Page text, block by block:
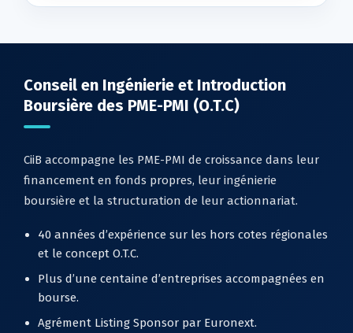
Conseil en Ingénierie et Introduction
Boursière des PME-PMI (O.T.C)
CiiB accompagne les PME-PMI de croissance dans leur
financement en fonds propres, leur ingénierie
boursière et la structuration de leur actionnariat.
40 années d’expérience sur les hors cotes régionales
et le concept O.T.C.
Plus d’une centaine d’entreprises accompagnées en
bourse.
Agrément Listing Sponsor par Euronext.